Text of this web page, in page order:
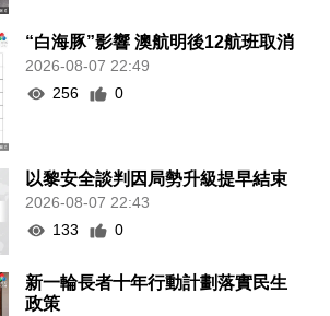
“白海豚”影響 澳航明後12航班取消
2026-08-07 22:49
256
0
以黎安全談判因局勢升級提早結束
2026-08-07 22:43
133
0
新一輪長者十年行動計劃落實民生
政策